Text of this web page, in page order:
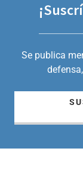
Se publica